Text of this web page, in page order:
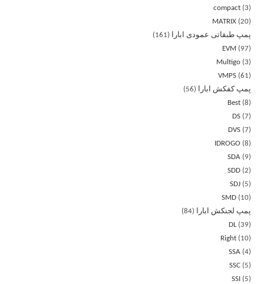
compact 3
MATRIX 20
پمپ طبقاتی عمودی ابارا
161
EVM
97
Multigo 3
VMPS 61
پمپ کفکش ابارا
56
Best 8
DS 7
DVS 7
IDROGO
8
SDA
9
SDD 2
SDJ
5
SMD
10
پمپ لجنکش ابارا
84
DL 39
Right
10
SSA 4
SSC
5
SSI
5